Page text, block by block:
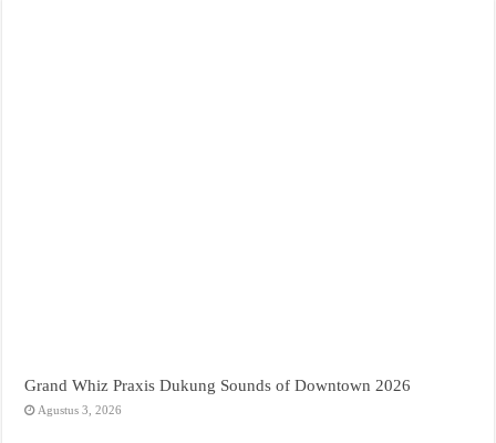
Grand Whiz Praxis Dukung Sounds of Downtown 2026
Agustus 3, 2026